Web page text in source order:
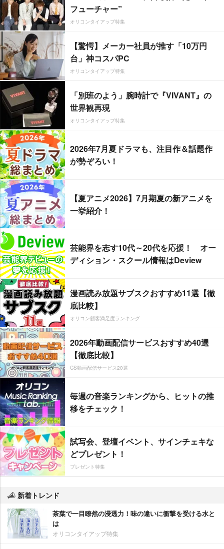
フューチャー”
オリコンタイアップ特集
【驚愕】メーカー社員が推す「10万円
台」神コスパPC
オリコンタイアップ特集
「別班のよう」腕時計で『VIVANT』の
世界観再現
オリコンタイアップ特集
2026年7月夏ドラマも、注目作＆話題作
が勢ぞろい！
【夏アニメ2026】7月期夏の新アニメを
一挙紹介！
芸能界を志す10代～20代を応援！ オー
ディション・スクール情報はDeview
漫画読み放題サブスクおすすめ11選【徹
底比較】
オリコン顧客満足度ランキング
2026年動画配信サービスおすすめ40選
【徹底比較】
CS動画配信サービス20選
毎週の音楽ランキングから、ヒットの推
移をチェック！
試写会、登壇イベント、サインチェキな
どプレゼント！
プレゼント特集
新着トレンド
茶葉で一目瞭然の浸透力！味の違いに衝撃を受ける水と
は
オリコンタイアップ特集